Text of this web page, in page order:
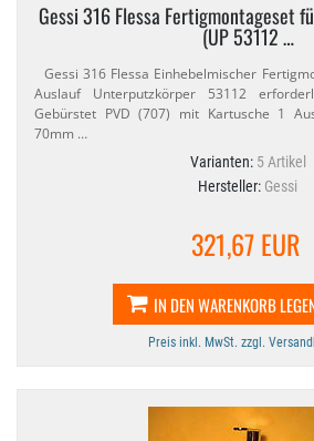
Gessi 316 Flessa Fertigmontageset
(UP 53112 …
Gessi 316 Flessa Einhebelmischer
Auslauf Unterputzkörper 53112
Gebürstet PVD (707) mit Kartusche 1
70mm …
Varianten: 5 Artikel
Hersteller: Gessi
321,67 EUR
IN DEN WARENKORB
Preis inkl. MwSt. zzgl.